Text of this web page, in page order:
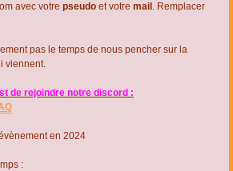
avec votre pseudo et votre mail . Remplacer
pas le temps de nous pencher sur la
viennent.
de rejoindre notre discord :
en 2024
: